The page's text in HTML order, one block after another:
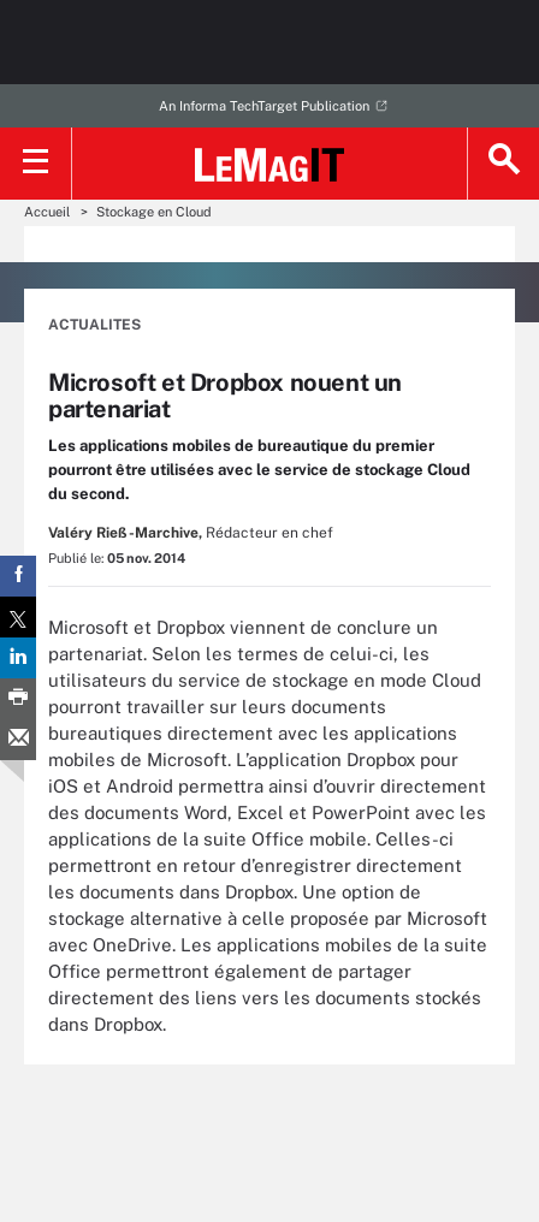
An Informa TechTarget Publication
Accueil Stockage en Cloud
ACTUALITES
Microsoft et Dropbox nouent un
partenariat
Les applications mobiles de bureautique du premier
pourront être utilisées avec le service de stockage Cloud
du second.
Valéry Rieß-Marchive, Rédacteur en chef
Publié le: 05 nov. 2014
Microsoft et Dropbox viennent de conclure un
partenariat. Selon les termes de celui-ci, les
utilisateurs du service de stockage en mode Cloud
pourront travailler sur leurs documents
bureautiques directement avec les applications
mobiles de Microsoft. L’application Dropbox pour
iOS et Android permettra ainsi d’ouvrir directement
des documents Word, Excel et PowerPoint avec les
applications de la suite Office mobile. Celles-ci
permettront en retour d’enregistrer directement
les documents dans Dropbox. Une option de
stockage alternative à celle proposée par Microsoft
avec OneDrive. Les applications mobiles de la suite
Office permettront également de partager
directement des liens vers les documents stockés
dans Dropbox.